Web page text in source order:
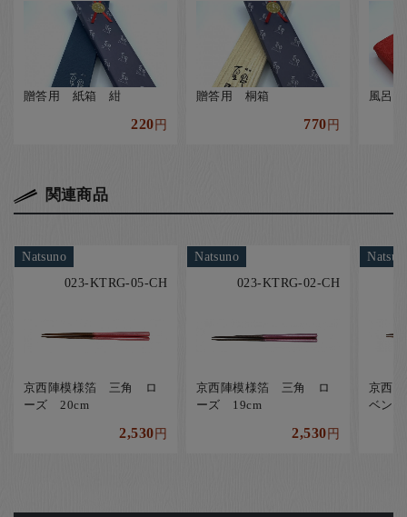
贈答用 紙箱 紺
220円
贈答用 桐箱
770円
風呂
関連商品
Natsuno
023-KTRG-05-CH
京西陣模様箔 三角 ロ
ーズ 20cm
2,530円
Natsuno
023-KTRG-02-CH
京西陣模様箔 三角 ロ
ーズ 19cm
2,530円
京西
ベン